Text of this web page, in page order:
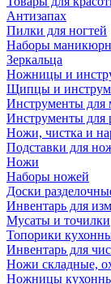
Антизапах
Пилки для ногтей
Наборы
Зеркальца
Ножницы и
Щипцы и
Инструменты для
Инструменты для
Ножи, чистка и
Подставки для
Ножи
Наборы ножей
Доски
Инвентарь для
Мусаты и точилки
Топорики
Инвентарь для
Ножи складные,
Ножницы